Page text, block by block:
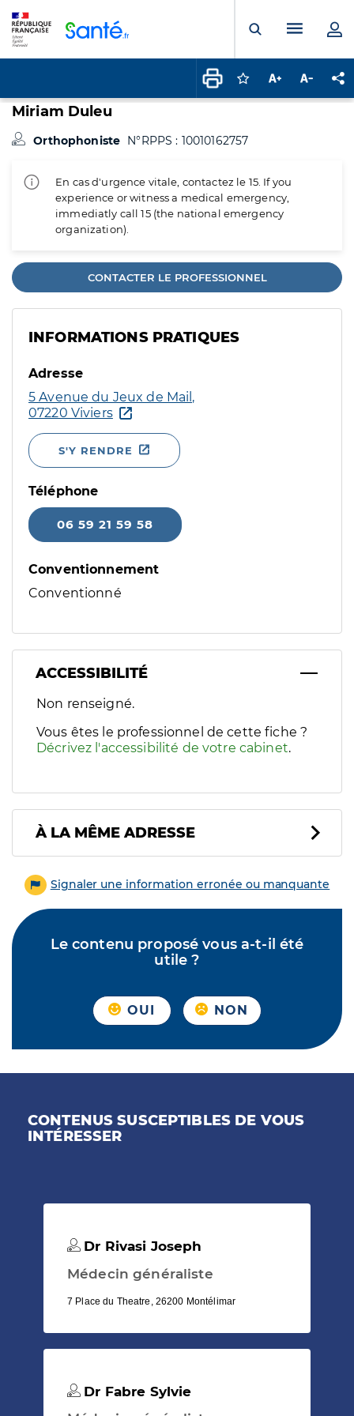
Ouvrir laMenu
Connectez-vous
Augmenter la
Miriam Duleu
Orthophoniste N°RPPS : 10010162757
En cas d'urgence vitale, contactez le 15. If you
experience or witness a medical emergency,
immediatly call 15 (the national emergency
organization).
CONTACTER LE PROFESSIONNEL
INFORMATIONS PRATIQUES
Adresse
5 Avenue du Jeux de Mail,
07220 Viviers
S'Y RENDRE
Téléphone
06 59 21 59 58
Conventionnement
Conventionné
ACCESSIBILITÉ
Filtres
Sélectionnez un ou plusieurs handicaps/besoins
Non renseigné.
Vous êtes le professionnel de cette fiche ?
Décrivez l'accessibilité de votre cabinet.
À LA MÊME ADRESSE
Signaler une information erronée ou manquante
Le contenu proposé vous a-t-il été
utile ?
OUI NON
CONTENUS SUSCEPTIBLES DE VOUS
INTÉRESSER
Dr Rivasi Joseph
Médecin généraliste
7 Place du Theatre, 26200 Montélimar
Dr Fabre Sylvie